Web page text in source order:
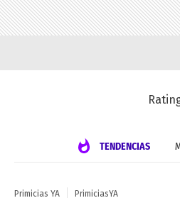
TENDENCIAS
Primicias YA PrimiciasYA